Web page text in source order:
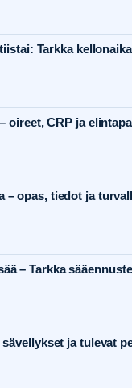
Tarkka
oireet, CRP ja
– opas, tiedot ja
– Tarkka
sävellykset ja tulevat